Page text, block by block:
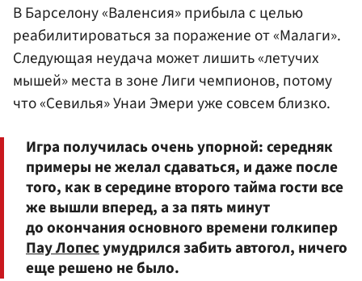
В Барселону «Валенсия» прибыла с целью
реабилитироваться за поражение от «Малаги».
Следующая неудача может лишить «летучих
мышей» места в зоне Лиги чемпионов, потому
что «Севилья» Унаи Эмери уже совсем близко.
Игра получилась очень упорной: середняк
примеры не желал сдаваться, и даже после
того, как в середине второго тайма гости все
же вышли вперед, а за пять минут
до окончания основного времени голкипер
Пау Лопесумудрился забить автогол, ничего
еще решено не было.